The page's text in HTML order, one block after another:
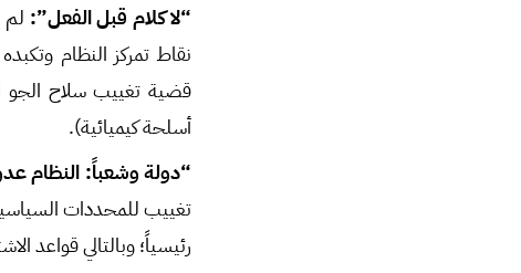
“لا كلام قبل الفعل”: لم
نقاط تمركز النظام
أسلحة كيميائية).
“دولة وشعباً: النظام
تغييب للمحددات
رئيسياً؛ وبالتالي قواعد